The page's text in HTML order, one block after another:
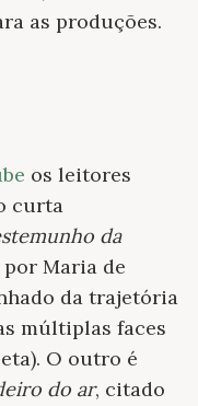
as produções.
os leitores
curta
da
Maria de
da trajetória
múltiplas faces
O outro é
do ar, citado